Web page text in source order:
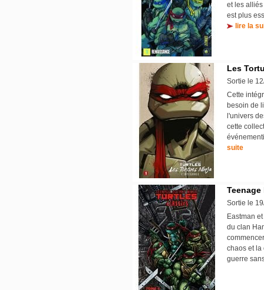
et les
est plus
lire la
Les
Sortie le
Cette
besoin de
l'univers
cette
suite
Sortie le
Eastman
du clan
chaos et la
guerre